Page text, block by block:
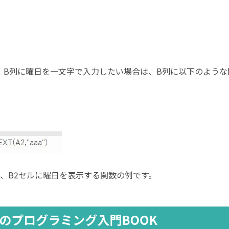
B列に曜日を一文字で入力したい場合は、 B列に以下のよう
B2セルに曜日を表示する関数の例です。